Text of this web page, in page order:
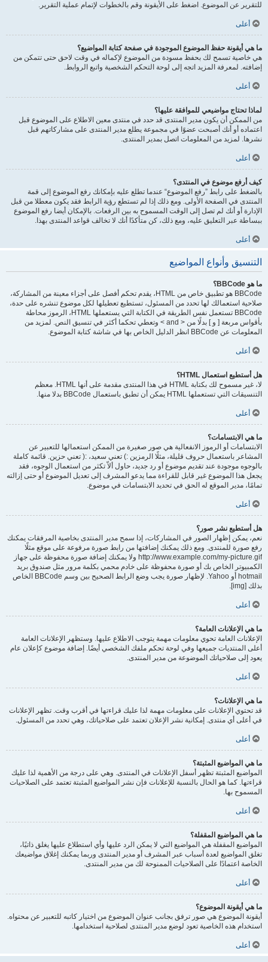
للتقرير عن الموضوع. اضغط على الأيقونة وقم بالخطوات لإتمام عملية التقرير.
أعلى
ما هي أيقونة حفظ الموضوع الموجودة في صفحة كتابة المواضيع؟
هي خاصية تسمح لك بحفظ مسودة من الموضوع لإكماله في وقت لاحق حتى تتمكن من
إضافته. لمعرفة المزيد اتجه إلى لوحة التحكم الشخصية واتبع الروابط.
أعلى
لماذا تحتاج مواضيعي للموافقة عليها؟
من الممكن أن يكون مدير المنتدى قد حدد في منتدى معين الاطلاع على الموضوع قبل
اعتماده أو أنك أصبحت عضوًا في مجموعة يطلع مدير المنتدى على مشاركاتهم قبل
نشرها. لمزيد من المعلومات اتصل بمدير المنتدى.
أعلى
كيف أرفع موضوع في المنتدى؟
بالضغط على رابط ”رفع الموضوع“ عندما تطلع عليه بإمكانك رفع الموضوع إلى قمة
المنتدى في الصفحة الأولى. ومع ذلك إذا لم تستطع رؤية الرابط فقد يكون معطلا من قبل
الإدارة أو أنك لم تصل إلى الوقت المسموح به بين الرفعات. بالإمكان أيضا رفع الموضوع
ببساطة عبر التعليق عليه، ومع ذلك، كن متأكدًا أنك لا تخالف قواعد المنتدى بهذا.
أعلى
التنسيق وأنواع المواضيع
ما هو BBCode؟
BBCode هو تطبيق خاص من HTML، يقدم تحكم أفصل على أجزاء معينة من المشاركة،
صلاحية استعمالك لها تحدد من المسئول، تستطيع تعطيلها لكل موضوع تنشره على حدة،
BBCode تستعمل نفس الطريقة في الكتابة التي يستعملها HTML، الرموز محاطة
بأقواس مربعة [ و ] بدلًا من < and > وتعطي تحكما أكثر في تنسيق النص. لمزيد من
المعلومات عن BBCode انظر الدليل الخاص بها في شاشة كتابة الموضوع.
أعلى
هل أستطيع استعمال HTML؟
لا، غير مسموح لك بكتابة HTML في هذا المنتدى مقدمة على أنها HTML. معظم
التنسيقات التي تستعملها HTML يمكن أن تطبق باستعمال BBCode بدلا منها.
أعلى
ما هي الابتسامات؟
الابتسامات أو الرموز الانفعالية هي صور صغيرة من الممكن استعمالها للتعبير عن
المشاعر باستعمال حروف قليلة، مثلًا الرمزين :) تعني سعيد، :( تعني حزين. قائمة كاملة
بالوجوه موجودة عند تقديم موضوع أو رد جديد، حاول ألاّ تكثر من استعمال الوجوه، فقد
يجعل هذا الموضوع غير قابل للقراءة مما يدعو المشرف إلى تعديل الموضوع أو حتى إزالته
تمامًا، مدير الموقع له الحق في تحديد الابتسامات في موضوع.
أعلى
هل أستطيع نشر صور؟
نعم، يمكن إظهار الصور في المشاركات، إذا سمح مدير المنتدى بخاصية المرفقات يمكنك
رفع صورة للمنتدى. ومع ذلك يمكنك إضافتها من رابط صورة مرفوعة على موقع مثلًا
http://www.example.com/my-picture.gif ولا يمكنك إضافة صورة محفوظة على جهاز
الكمبيوتر الخاص بك أو صورة محفوظة على خادم محمي بكلمة مرور مثل صندوق بريد
hotmail أو Yahoo. لإظهار صورة يجب وضع الرابط الصحيح بين وسم BBCode الخاص
بذلك [img].
أعلى
ما هي الإعلانات العامة؟
الإعلانات العامة تحوي معلومات مهمة يتوجب الاطلاع عليها. وستظهر الإعلانات العامة
أعلى المنتديات جميعها وفي لوحة تحكم ملفك الشخصي أيضًا. إضافة موضوع كإعلان عام
يعود إلى صلاحياتك الموضوعة من مدير المنتدى.
أعلى
ما هي الإعلانات؟
قد تحتوي الإعلانات على معلومات مهمة لذا عليك قراءتها في أقرب وقت. تظهر الإعلانات
في أعلى أي منتدى. إمكانية نشر الإعلان تعتمد على صلاحياتك، وهي تحدد من المسئول.
أعلى
ما هي المواضيع المثبتة؟
المواضيع المثبتة تظهر أسفل الإعلانات في المنتدى. وهي على درجة من الأهمية لذا عليك
قراءتها. كما هو الحال بالنسبة للإعلانات فإن نشر المواضيع المثبتة تعتمد على الصلاحيات
المسموح بها.
أعلى
ما هي المواضيع المقفلة؟
المواضيع المقفلة هي المواضيع التي لا يمكن الرد عليها وأي استطلاع عليها يغلق ذاتيًا،
تغلق المواضيع لعدة أسباب عبر المشرف أو مدير المنتدى وربما يمكنك إغلاق مواضيعك
الخاصة اعتمادًا على الصلاحيات الممنوحة لك من مدير المنتدى.
أعلى
ما هي أيقونة الموضوع؟
أيقونة الموضوع هي صور ترفق بجانب عنوان الموضوع من اختيار كاتبه للتعبير عن محتواه.
استخدام هذه الخاصية تعود لوضع مدير المنتدى لصلاحية استخدامها.
أعلى